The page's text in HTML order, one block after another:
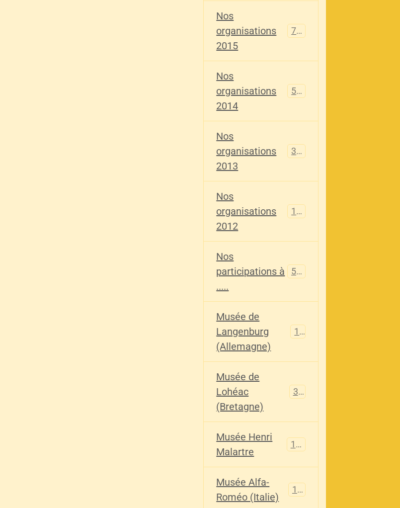
Nos
organisations
2015
776
Nos
organisations
2014
516
Nos
organisations
2013
344
Nos
organisations
2012
155
Nos
participations à
.....
563
Musée de
Langenburg
(Allemagne)
113
Musée de
Lohéac
(Bretagne)
321
Musée Henri
Malartre
136
Musée Alfa-
Roméo (Italie)
107